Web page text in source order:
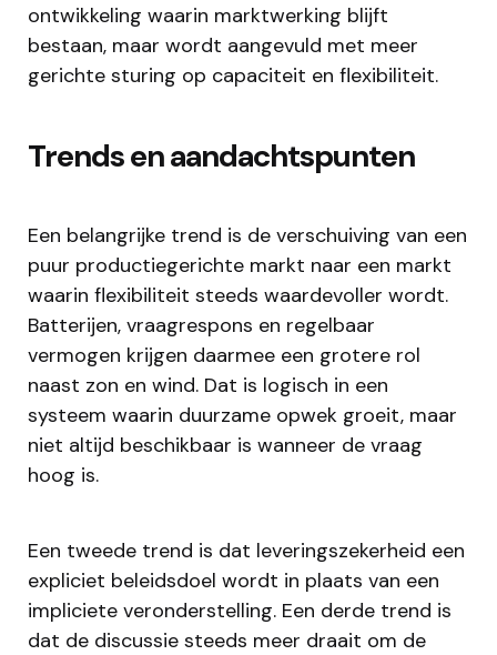
ontwikkeling waarin marktwerking blijft
bestaan, maar wordt aangevuld met meer
gerichte sturing op capaciteit en flexibiliteit.
Trends en aandachtspunten
Een belangrijke trend is de verschuiving van een
puur productiegerichte markt naar een markt
waarin flexibiliteit steeds waardevoller wordt.
Batterijen, vraagrespons en regelbaar
vermogen krijgen daarmee een grotere rol
naast zon en wind. Dat is logisch in een
systeem waarin duurzame opwek groeit, maar
niet altijd beschikbaar is wanneer de vraag
hoog is.
Een tweede trend is dat leveringszekerheid een
expliciet beleidsdoel wordt in plaats van een
impliciete veronderstelling. Een derde trend is
dat de discussie steeds meer draait om de